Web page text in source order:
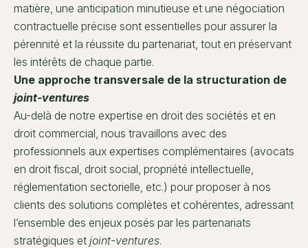
matière, une anticipation minutieuse et une négociation
contractuelle précise sont essentielles pour assurer la
pérennité et la réussite du partenariat, tout en préservant
les intérêts de chaque partie.
Une approche transversale de la structuration de
joint-ventures
Au-delà de notre expertise en droit des sociétés et en
droit commercial, nous travaillons avec des
professionnels aux expertises complémentaires (avocats
en droit fiscal, droit social, propriété intellectuelle,
réglementation sectorielle, etc.) pour proposer à nos
clients des solutions complètes et cohérentes, adressant
l’ensemble des enjeux posés par les partenariats
stratégiques et joint-ventures.